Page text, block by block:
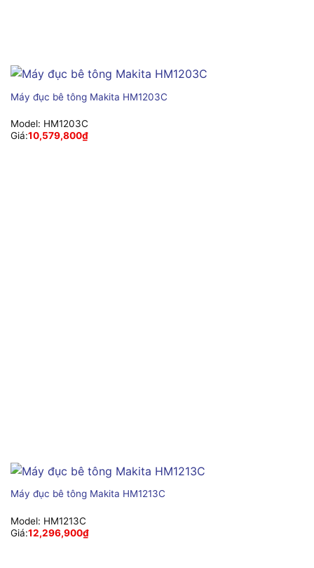
Máy đục bê tông Makita HM1203C
Model: HM1203C
Giá:10,579,800₫
Máy đục bê tông Makita HM1213C
Model: HM1213C
Giá:12,296,900₫